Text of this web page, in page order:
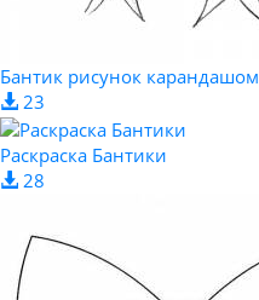
Бантик рисунок карандашом
23
Раскраска Бантики
28